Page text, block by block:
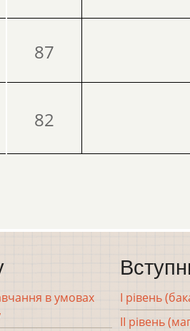
87
82
в умовах
І рівень
ІІ рівень